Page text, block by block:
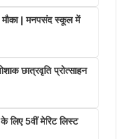
मौका | मनपसंद स्कूल में
छात्रवृति प्रोत्साहन
लिए 5वीं मेरिट लिस्ट